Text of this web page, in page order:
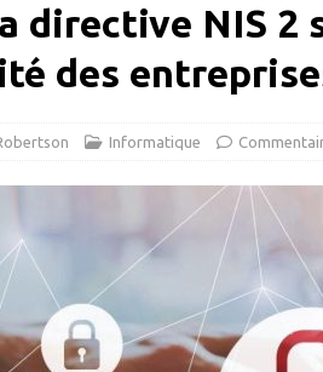
directive NIS 2
des
Informatique